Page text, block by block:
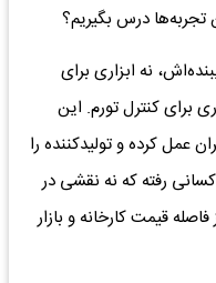
تجربه‌ها درس بگیریم؟
نه ابزاری برای
برای کنترل تورم. این
عمل کرده و تولیدکننده را
رفته که نه نقشی در
قیمت کارخانه و بازار